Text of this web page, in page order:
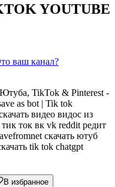
YOUTUBE
ваш канал?
Ютуба, TikTok & Pinterest -
as bot | Tik tok
видео видос из
ток вк vk reddit редит
скачать ютуб
tik tok chatgpt
В избранное